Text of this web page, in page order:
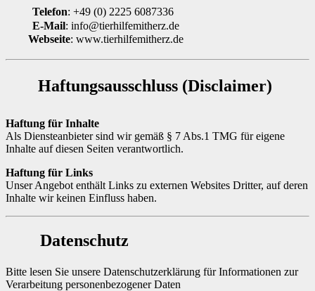
Telefon: +49 (0) 2225 6087336
E-Mail: info@tierhilfemitherz.de
Webseite: www.tierhilfemitherz.de
Haftungsausschluss (Disclaimer)
Haftung für Inhalte
Als Diensteanbieter sind wir gemäß § 7 Abs.1 TMG für eigene
Inhalte auf diesen Seiten verantwortlich.
Haftung für Links
Unser Angebot enthält Links zu externen Websites Dritter, auf deren
Inhalte wir keinen Einfluss haben.
Datenschutz
Bitte lesen Sie unsere Datenschutzerklärung für Informationen zur
Verarbeitung personenbezogener Daten